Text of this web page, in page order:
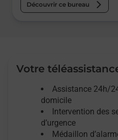
Découvrir ce bureau
Votre
Assistance 24h/
domicile
Intervention des
d’urgence
Médaillon